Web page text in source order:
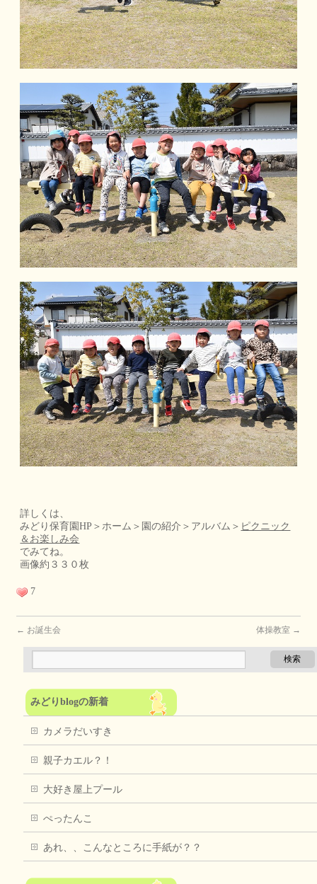
詳しくは、
みどり保育園HP＞ホーム＞園の紹介＞アルバム＞ ピクニック
＆お楽しみ会
でみてね。
画像約３３０枚
7
← お誕生会 体操教室 →
みどりblogの新着
カメラだいすき
親子カエル？！
大好き屋上プール
ぺったんこ
あれ、、こんなところに手紙が？？